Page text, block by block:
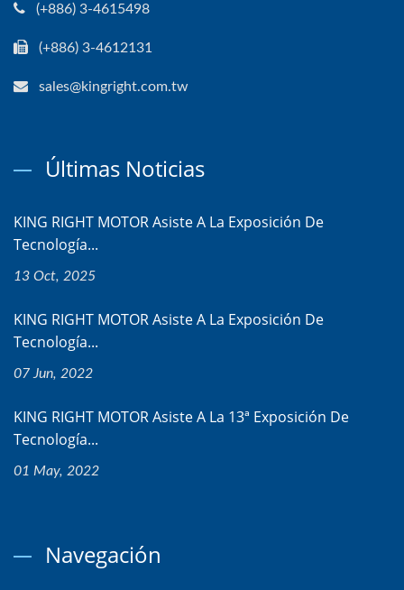
(+886) 3-4615498
(+886) 3-4612131
sales@kingright.com.tw
Últimas Noticias
KING RIGHT MOTOR Asiste A La Exposición De
Tecnología...
13 Oct, 2025
KING RIGHT MOTOR Asiste A La Exposición De
Tecnología...
07 Jun, 2022
KING RIGHT MOTOR Asiste A La 13ª Exposición De
Tecnología...
01 May, 2022
Navegación